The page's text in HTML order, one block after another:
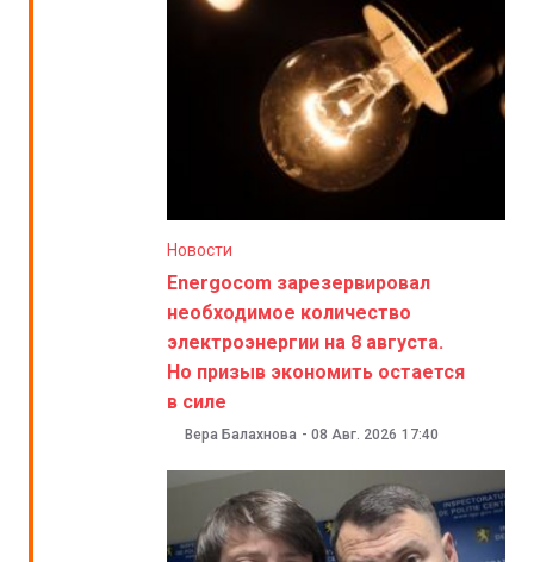
Новости
Energocom зарезервировал
необходимое количество
электроэнергии на 8 августа.
Но призыв экономить остается
в силе
Вера Балахнова - 08 Авг. 2026 17:40